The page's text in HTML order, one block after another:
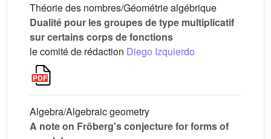
Théorie des nombres/Géométrie algébrique
Dualité pour les groupes de type multiplicatif
sur certains corps de fonctions
le comité de rédaction Diego Izquierdo
Algebra/Algebraic geometry
A note on Fröberg's conjecture for forms of